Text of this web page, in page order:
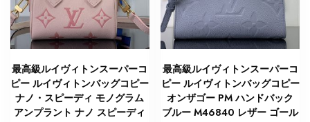
最高級ルイヴィトンスーパーコ
ピー ルイヴィトンバッグコピー
ナノ・スピーディ モノグラム
アンプラント ナノ スピーディ
最高級ルイヴィトンスーパーコ
ピー ルイヴィトンバッグコピー
オンザゴー PM ハンドバック
ブルー M46840 レザー ゴール